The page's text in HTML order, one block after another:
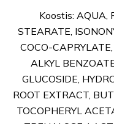
Koostis: AQUA,
STEARATE,
COCO-
ALKYL
GLUCOSIDE,
ROOT EXTRACT,
TOCOPHERYL